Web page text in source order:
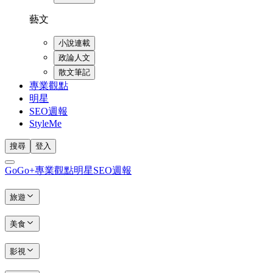
藝文
小說連載
政論人文
散文筆記
專業觀點
明星
SEO週報
StyleMe
搜尋 登入
GoGo+專業觀點明星SEO週報
旅遊
美食
影視